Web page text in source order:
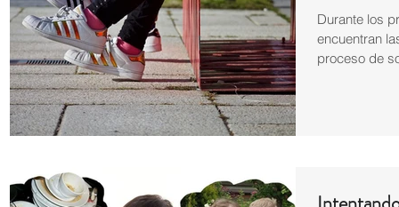
Durante los
encuentran
proceso de